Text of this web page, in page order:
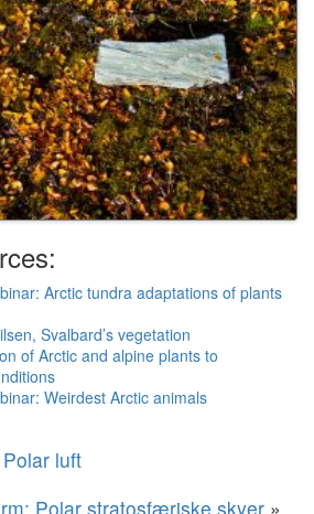
Arctic tundra adaptations of plants
Svalbard’s vegetation
of Arctic and alpine plants to
Weirdest Arctic animals
luft
Polar stratosfæriske skyer »